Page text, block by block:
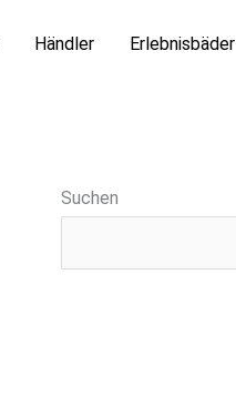
Händler Erlebnisbäder
Suchen